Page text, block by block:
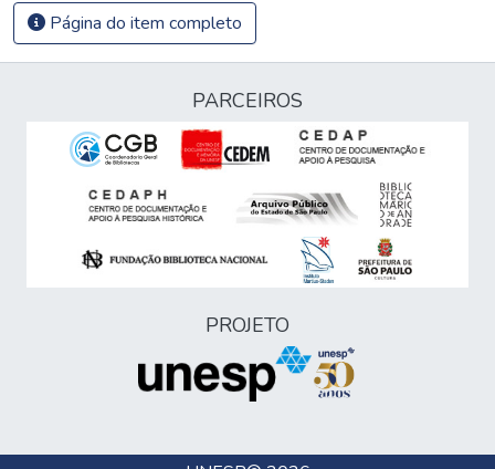
Página do item completo
PARCEIROS
PROJETO